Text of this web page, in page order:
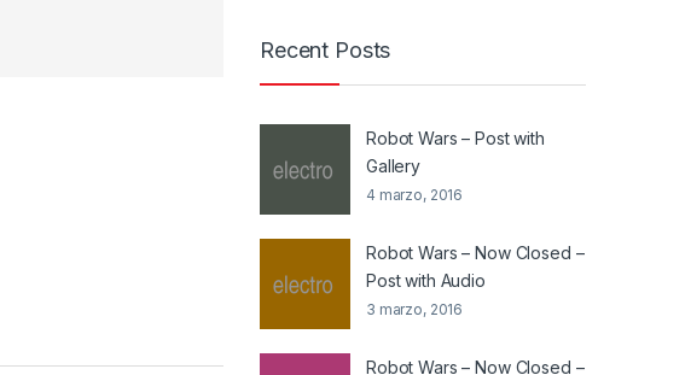
Recent Posts
Robot Wars – Post with
Gallery
4 marzo, 2016
Robot Wars – Now Closed –
Post with Audio
3 marzo, 2016
Robot Wars – Now Closed –